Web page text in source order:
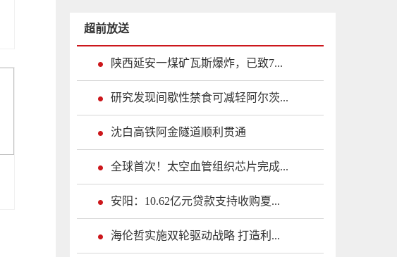
超前放送
陕西延安一煤矿瓦斯爆炸，已致7...
研究发现间歇性禁食可减轻阿尔茨...
沈白高铁阿金隧道顺利贯通
全球首次！太空血管组织芯片完成...
安阳：10.62亿元贷款支持收购夏...
海伦哲实施双轮驱动战略 打造利...